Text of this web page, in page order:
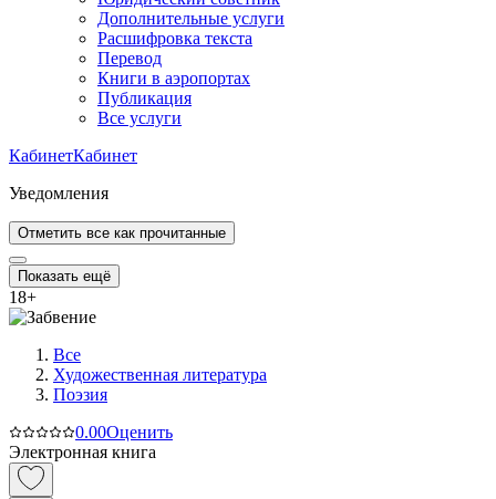
Дополнительные услуги
Расшифровка текста
Перевод
Книги в аэропортах
Публикация
Все услуги
КабинетКабинет
Уведомления
Отметить все как прочитанные
Показать ещё
18+
Все
Художественная литература
Поэзия
0.00Оценить
Электронная книга